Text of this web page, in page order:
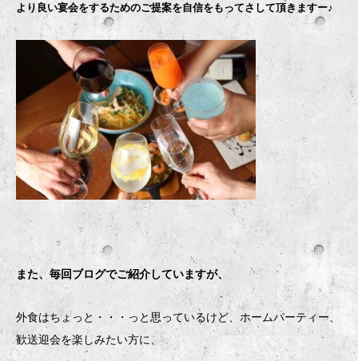
より良い宴会をするためのご提案を自信をもってさして頂きますー♪
また、毎回ブログでご紹介していますが、
外食はちょっと・・・っと思っているけど、ホームパーティー、
歓送迎会を楽しみたい方に、